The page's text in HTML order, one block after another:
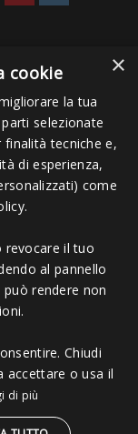
- REA MS 117168
×
cookie
la tua
selezionate
tecniche e,
di esperienza,
come
revocare il tuo
al pannello
rendere non
Chiudi
accettare o usa il
di più